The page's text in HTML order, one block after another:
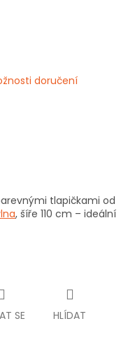
doručení
tlapičkami od
, šíře 110 cm – ideální
SE HLÍDAT